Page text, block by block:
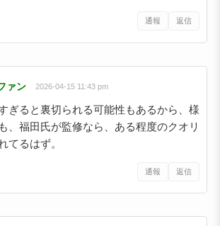
通報 返信
ァン 2026-04-15 11:43 pm
ぎると裏切られる可能性もあるから、様
、福田氏が監修なら、ある程度のクオリ
てるはず。
通報 返信